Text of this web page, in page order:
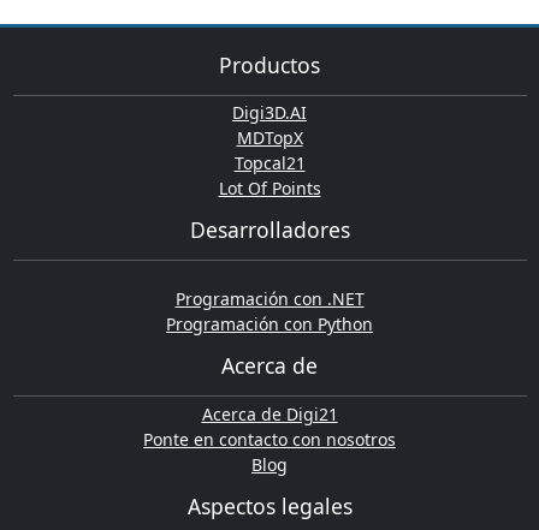
Productos
Digi3D.AI
MDTopX
Topcal21
Lot Of Points
Desarrolladores
Programación con .NET
Programación con Python
Acerca de
Acerca de Digi21
Ponte en contacto con nosotros
Blog
Aspectos legales